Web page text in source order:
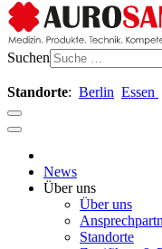
Suchen
Standorte: Berlin Essen
News
Über uns
Über uns
Standorte